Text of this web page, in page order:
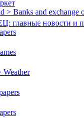
> Banks and exchange
новости и
Weather